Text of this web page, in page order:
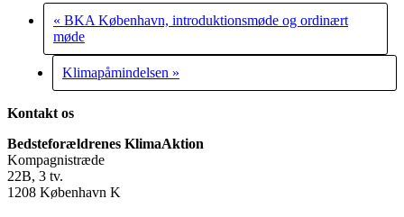
« BKA København, introduktionsmøde og ordinært
møde
Klimapåmindelsen »
Kontakt os
Bedsteforældrenes KlimaAktion
Kompagnistræde
22B, 3 tv.
1208 København K